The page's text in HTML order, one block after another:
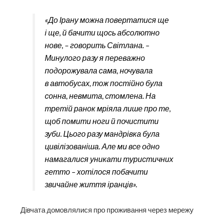
«До Ірану можна повертатися ще
і ще, й бачити щось абсолютно
нове, – говорить Світлана. –
Минулого разу я переважно
подорожувала сама, ночувала
в автобусах, тож постійно була
сонна, невмита, стомлена. На
третій ранок мріяла лише про те,
щоб помити ноги й почистити
зуби. Цього разу мандрівка була
цивілізованіша. Але ми все одно
намагалися уникати туристичних
гетто – хотілося побачити
звичайне життя іранців».
Дівчата домовлялися про проживання через мережу